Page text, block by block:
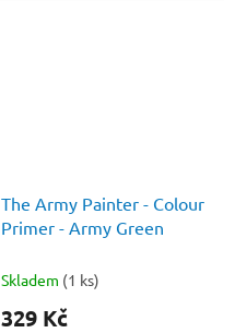
The Army Painter - Colour
Primer - Army Green
Skladem (1 ks)
329 Kč